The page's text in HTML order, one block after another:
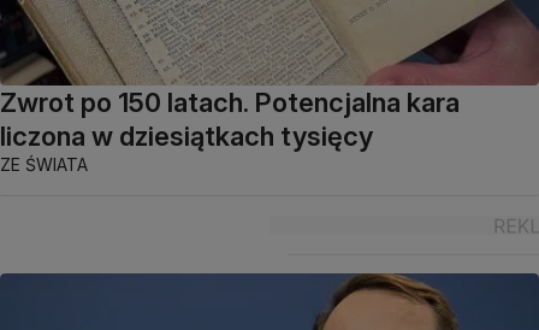
Zwrot po 150 latach. Potencjalna kara
liczona w dziesiątkach tysięcy
ZE ŚWIATA